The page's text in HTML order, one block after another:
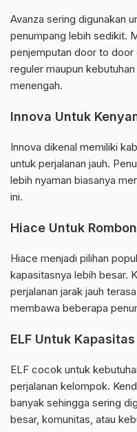
Avanza sering digunakan
penumpang lebih sedikit.
penjemputan door to door
reguler maupun
menengah.
Innova Untuk
Innova dikenal memiliki
untuk perjalanan jauh.
lebih nyaman biasanya
ini.
Hiace Untuk
Hiace menjadi pilihan
kapasitasnya lebih besar.
perjalanan jarak jauh
membawa beberapa
ELF Untuk
ELF cocok untuk
perjalanan kelompok.
banyak sehingga sering
besar, komunitas, atau